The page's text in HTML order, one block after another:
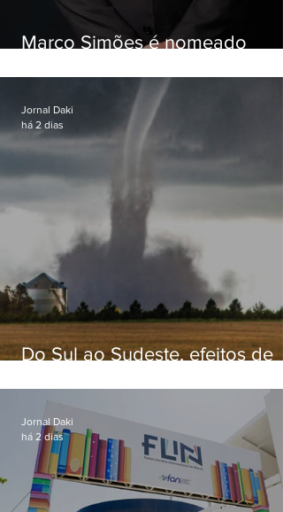
Marco Simões é nomeado
Do Sul ao Sudeste, efeitos de
apreensão na população
Jornal Daki
há 2 dias
Jornal Daki
há 2 dias